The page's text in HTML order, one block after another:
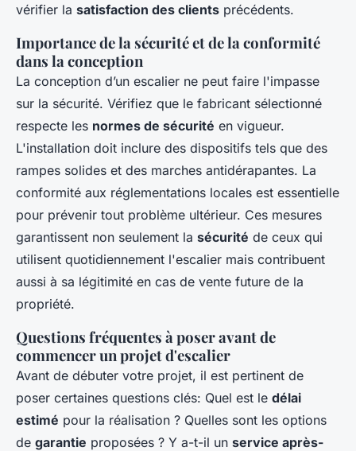
vérifier la satisfaction des clients précédents.
Importance de la sécurité et de la conformité
dans la conception
La conception d’un escalier ne peut faire l'impasse
sur la sécurité. Vérifiez que le fabricant sélectionné
respecte les normes de sécurité en vigueur.
L'installation doit inclure des dispositifs tels que des
rampes solides et des marches antidérapantes. La
conformité aux réglementations locales est essentielle
pour prévenir tout problème ultérieur. Ces mesures
garantissent non seulement la sécurité de ceux qui
utilisent quotidiennement l'escalier mais contribuent
aussi à sa légitimité en cas de vente future de la
propriété.
Questions fréquentes à poser avant de
commencer un projet d'escalier
Avant de débuter votre projet, il est pertinent de
poser certaines questions clés: Quel est le délai
estimé pour la réalisation ? Quelles sont les options
de garantie proposées ? Y a-t-il un service après-